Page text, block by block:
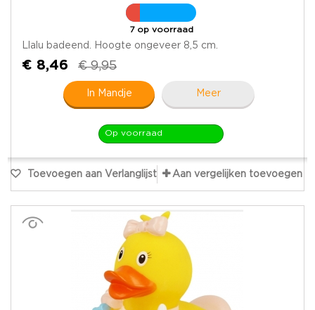
7 op voorraad
Llalu badeend. Hoogte ongeveer 8,5 cm.
€ 8,46 € 9,95
In Mandje Meer
Op voorraad
Toevoegen aan Verlanglijst Aan vergelijken toevoegen